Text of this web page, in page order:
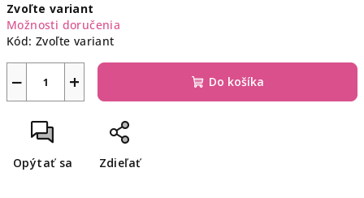
cena:
Zvoľte variant
Možnosti doručenia
Kód: Zvoľte variant
+
− Do košíka
Opýtať sa Zdieľať